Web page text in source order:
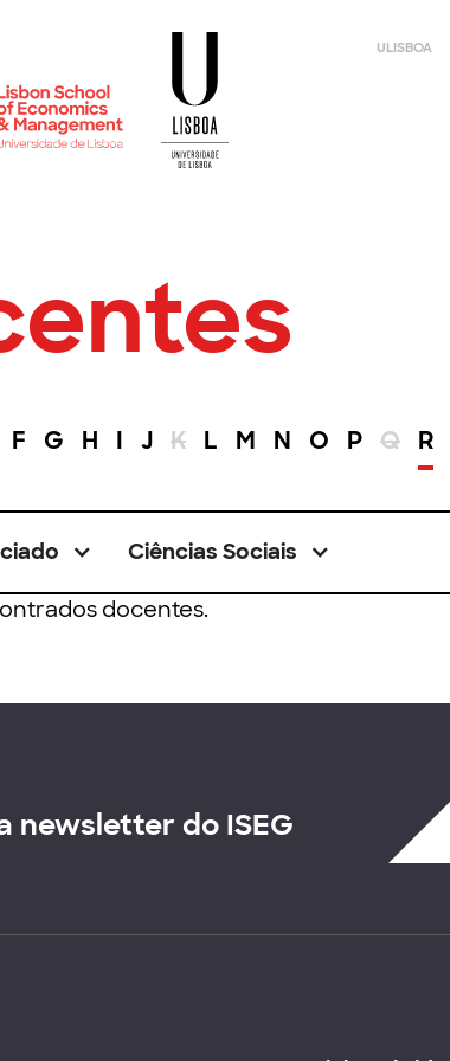
ULISBOA
F G H I J K L M N O P Q R
Ciências Sociais
docentes.
newsletter do ISEG